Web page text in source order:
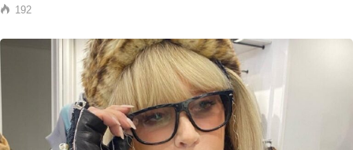
192